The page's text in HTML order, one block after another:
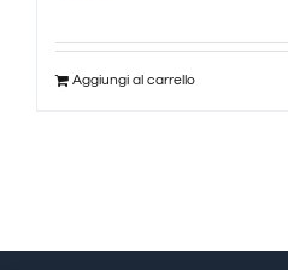
Aggiungi al carrello